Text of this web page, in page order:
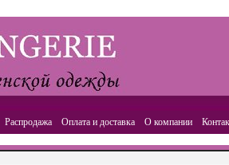
Распродажа Оплата и доставка О компании